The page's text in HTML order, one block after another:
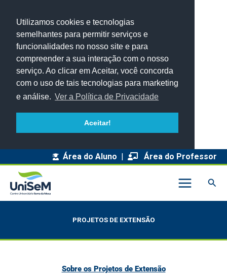
Utilizamos cookies e tecnologias
semelhantes para permitir serviços e
funcionalidades no nosso site e para
compreender a sua interação com o nosso
serviço. Ao clicar em Aceitar, você concorda
com o uso de tais tecnologias para marketing
e análise. Ver a Política de Privacidade
Aceitar!
Área do Aluno | Área do Professor
PROJETOS DE EXTENSÃO
Sobre os Projetos de Extensão